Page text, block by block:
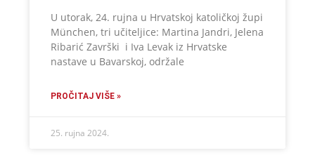
U utorak, 24. rujna u Hrvatskoj katoličkoj župi
München, tri učiteljice: Martina Jandri, Jelena
Ribarić Završki i Iva Levak iz Hrvatske
nastave u Bavarskoj, održale
PROČITAJ VIŠE »
25. rujna 2024.